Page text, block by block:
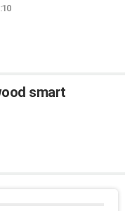
smart